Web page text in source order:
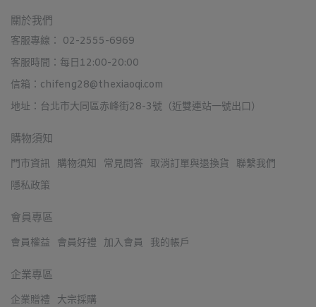
關於我們
客服專線： 02-2555-6969
客服時間：每日12:00-20:00
信箱：chifeng28@thexiaoqi.com
地址：台北市大同區赤峰街28-3號（近雙連站一號出口）
購物須知
門市資訊 購物須知 常見問答 取消訂單與退換貨
聯繫我們
隱私政策
會員專區
會員權益 會員好禮 加入會員 我的帳戶
企業專區
企業贈禮 大宗採購